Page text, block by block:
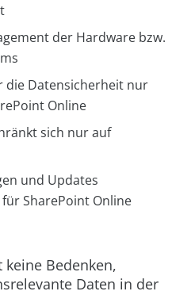
der Hardware bzw.
die Datensicherheit nur
Online
sich nur auf
und Updates
SharePoint Online
Bedenken,
Daten in der